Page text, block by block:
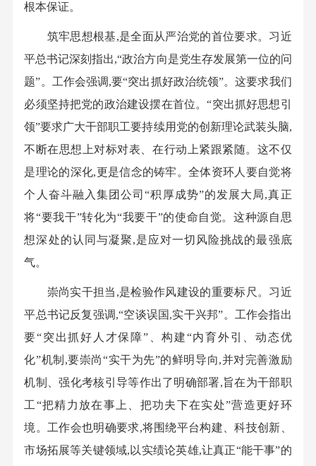
根本保证。
筑牢思想根基,是全面从严治党的首位要求。习近
平总书记深刻指出,“政治方向是党生存发展第一位的问
题”。工作会强调,要“突出抓好政治统领”。这要求我们
必须坚持把党的政治建设摆在首位。“突出抓好思想引
领”要求广大干部职工要持续用党的创新理论武装头脑,
不断在思想上对标对表、在行动上紧跟紧随。这不仅
是理论的深化,更是信念的铸牢。全体资环人要自觉将
个人奋斗融入集团公司“积厚成势”的发展大局,真正
将“要我干”转化为“我要干”的使命自觉。这种源自思
想深处的认同与凝聚,是应对一切风险挑战的最强底
气。
崇尚实干担当,是检验作风建设的重要标尺。习近
平总书记反复强调,“空谈误国,实干兴邦”。工作会指出
要“突出抓好人才保障”、构建“内育外引、动态优
化”机制,要崇尚“实干为先”的鲜明导向,并对完善激励
机制、强化考核引导等作出了明确部署,旨在为干部职
工“把精力放在事上、把功夫下在实处”营造更好环
境。工作会也明确要求,将围绕平台构建、科技创新、
市场拓展等关键领域,以实绩论英雄,让真正“能干事”的